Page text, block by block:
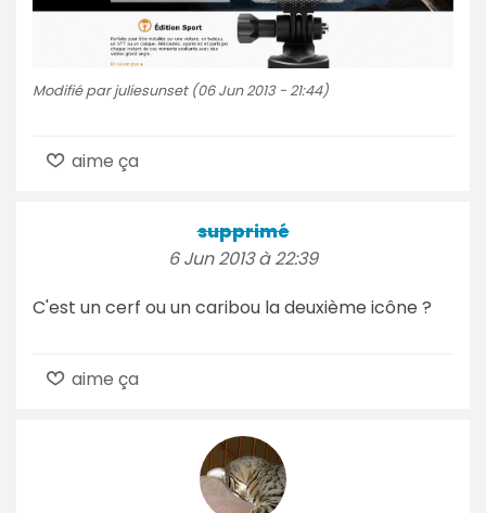
Modifié par juliesunset (06 Jun 2013 - 21:44)
aime ça
supprimé
6 Jun 2013 à 22:39
C'est un cerf ou un caribou la deuxième icône ?
aime ça